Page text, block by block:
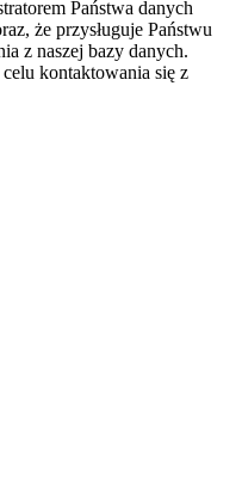
Państwa danych
że przysługuje Państwu
z naszej bazy danych.
kontaktowania się z